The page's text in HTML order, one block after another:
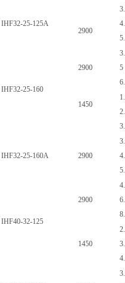
IHF32-25-125A
2900
IHF32-25-160
2900
5
1450
IHF32-25-160A 2900
IHF40-32-125
2900
1450